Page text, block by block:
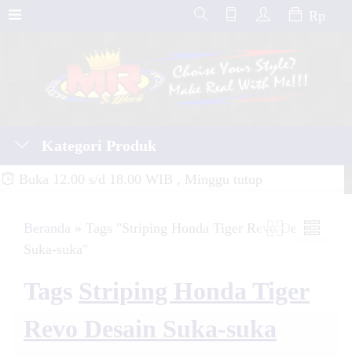
Rp
Kategori Produk
Buka 12.00 s/d 18.00 WIB , Minggu tutup
Beranda » Tags "Striping Honda Tiger Revo Desain
Suka-suka"
Tags Striping Honda Tiger
Revo Desain Suka-suka